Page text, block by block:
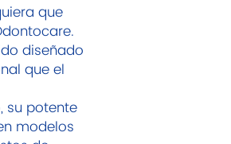
que
diseñado
que el
su potente
modelos